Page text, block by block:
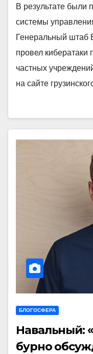
В результате были
системы
Генеральный штаб
провел кибератаки
частных
на сайте
БЛОГОСФЕРА
Навальный:
бурно